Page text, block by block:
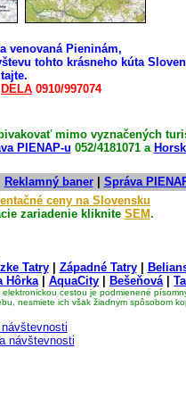
venovaná Pieninám,
tohto krásneho kúta
DELA 0910/997074
mimo vyznačených
PIENAP-u 052/4181071 a
Reklamný baner| Správa
ceny na Slovensku
zariadenie kliknite SEM.
Tatry| Západné Tatry|
Hôrka| AquaCity Bešeňová|
cestou je podmienené
nesmiete ich však žiadnym spôsobom